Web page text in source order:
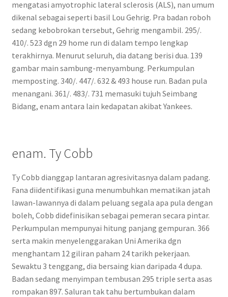
mengatasi amyotrophic lateral sclerosis (ALS), nan umum
dikenal sebagai seperti basil Lou Gehrig. Pra badan roboh
sedang kebobrokan tersebut, Gehrig mengambil. 295/.
410/. 523 dgn 29 home run di dalam tempo lengkap
terakhirnya. Menurut seluruh, dia datang berisi dua. 139
gambar main sambung-menyambung. Perkumpulan
memposting. 340/. 447/. 632 & 493 house run. Badan pula
menangani. 361/. 483/. 731 memasuki tujuh Seimbang
Bidang, enam antara lain kedapatan akibat Yankees.
enam. Ty Cobb
Ty Cobb dianggap lantaran agresivitasnya dalam padang.
Fana diidentifikasi guna menumbuhkan mematikan jatah
lawan-lawannya di dalam peluang segala apa pula dengan
boleh, Cobb didefinisikan sebagai pemeran secara pintar.
Perkumpulan mempunyai hitung panjang gempuran. 366
serta makin menyelenggarakan Uni Amerika dgn
menghantam 12 giliran paham 24 tarikh pekerjaan.
Sewaktu 3 tenggang, dia bersaing kian daripada 4 dupa.
Badan sedang menyimpan tembusan 295 triple serta asas
rompakan 897. Saluran tak tahu bertumbukan dalam